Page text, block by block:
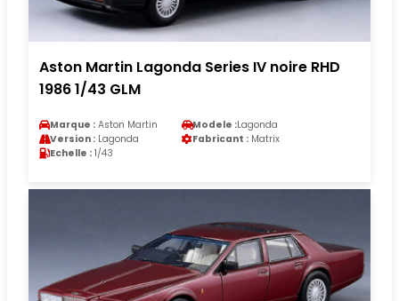
Aston Martin Lagonda Series IV noire RHD
1986 1/43 GLM
Marque : Aston Martin Modele :Lagonda
Version : Lagonda Fabricant : Matrix
Echelle : 1/43